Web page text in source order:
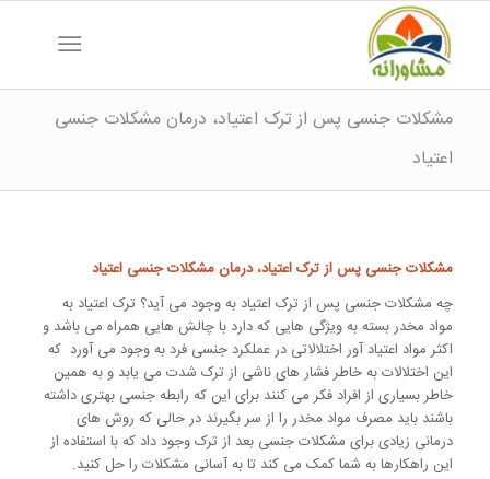
مشکلات جنسی پس از ترک اعتیاد، درمان مشکلات جنسی
اعتیاد
مشکلات جنسی پس از ترک اعتیاد، درمان مشکلات جنسی اعتیاد
چه مشکلات جنسی پس از ترک اعتیاد به وجود می آید؟ ترک اعتیاد به
مواد مخدر بسته به ویژگی هایی که دارد با چالش هایی همراه می باشد و
اکثر مواد اعتیاد آور اختلالاتی در عملکرد جنسی فرد به وجود می آورد که
این اختلالات به خاطر فشار های ناشی از ترک شدت می یابد و به همین
خاطر بسیاری از افراد فکر می کنند برای این که رابطه جنسی بهتری داشته
باشند باید مصرف مواد مخدر را از سر بگیرند در حالی که روش های
درمانی زیادی برای مشکلات جنسی بعد از ترک وجود داد که با استفاده از
این راهکارها به شما کمک می کند تا به آسانی مشکلات را حل کنید.